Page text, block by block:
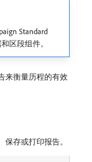
Standard
区段组件。
来衡量历程的有效
存或打印报告。